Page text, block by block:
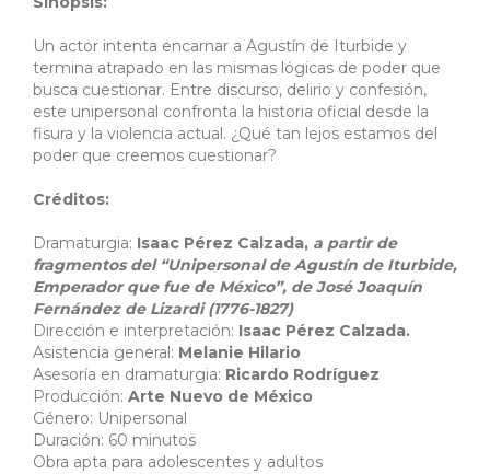
Un actor intenta encarnar a Agustín de Iturbide y
termina atrapado en las mismas lógicas de poder que
busca cuestionar. Entre discurso, delirio y confesión,
este unipersonal confronta la historia oficial desde la
fisura y la violencia actual. ¿Qué tan lejos estamos del
poder que creemos cuestionar?
Créditos:
Dramaturgia: Isaac Pérez Calzada, a partir de
fragmentos del “Unipersonal de Agustín de Iturbide,
Emperador que fue de México”, de José Joaquín
Fernández de Lizardi (1776-1827)
Dirección e interpretación: Isaac Pérez Calzada.
Asistencia general: Melanie Hilario
Asesoría en dramaturgia: Ricardo Rodríguez
Producción: Arte Nuevo de México
Género: Unipersonal
Duración: 60 minutos
Obra apta para adolescentes y adultos